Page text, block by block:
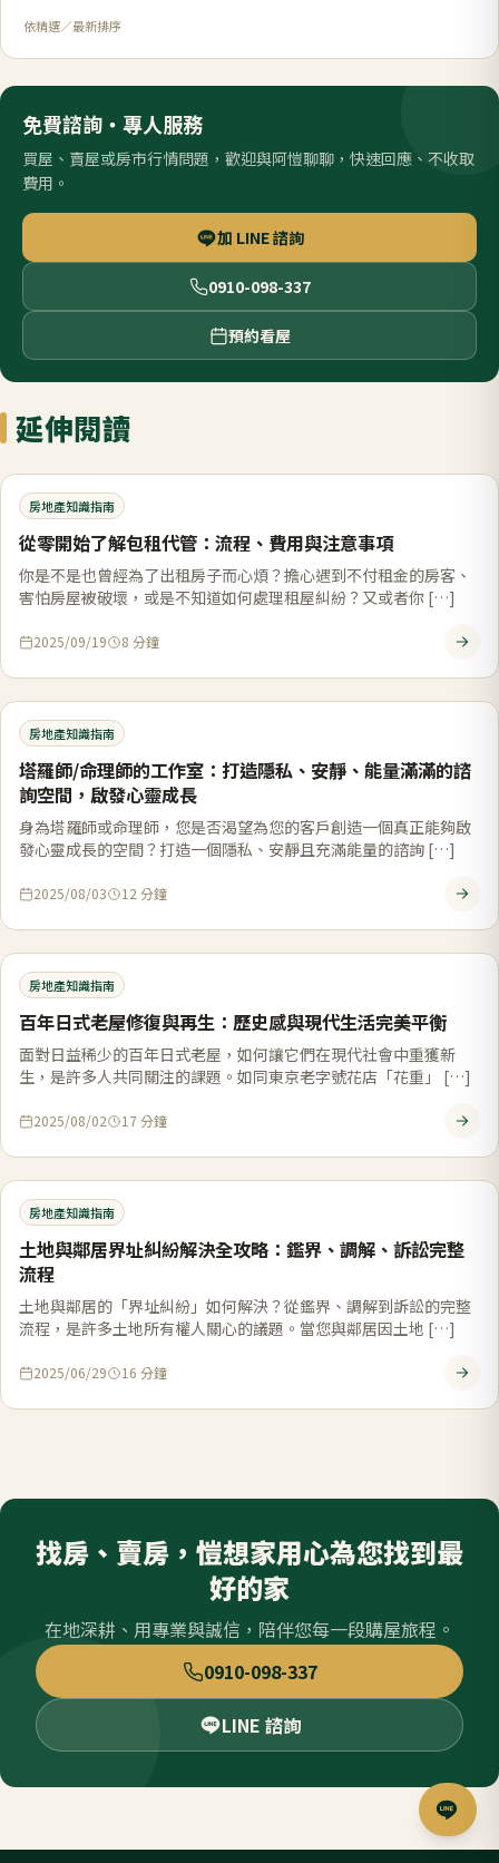
依精選／最新排序
免費諮詢・專人服務
買屋、賣屋或房市行情問題，歡迎與阿愷聊聊，快速回應、不收取
費用。
加 LINE 諮詢
0910-098-337
預約看屋
延伸閱讀
房地產知識指南
從零開始了解包租代管：流程、費用與注意事項
你是不是也曾經為了出租房子而心煩？擔心遇到不付租金的房客、
害怕房屋被破壞，或是不知道如何處理租屋糾紛？又或者你 […]
2025/09/19 8 分鐘
房地產知識指南
塔羅師/命理師的工作室：打造隱私、安靜、能量滿滿的諮
詢空間，啟發心靈成長
身為塔羅師或命理師，您是否渴望為您的客戶創造一個真正能夠啟
發心靈成長的空間？打造一個隱私、安靜且充滿能量的諮詢 […]
2025/08/03 12 分鐘
房地產知識指南
百年日式老屋修復與再生：歷史感與現代生活完美平衡
面對日益稀少的百年日式老屋，如何讓它們在現代社會中重獲新
生，是許多人共同關注的課題。如同東京老字號花店「花重」 […]
2025/08/02 17分鐘
房地產知識指南
土地與鄰居界址糾紛解決全攻略：鑑界、調解、訴訟完整
流程
土地與鄰居的「界址糾紛」如何解決？從鑑界、調解到訴訟的完整
流程，是許多土地所有權人關心的議題。當您與鄰居因土地 […]
2025/06/29 16 分鐘
找房、賣房，愷想家用心為您找到最
好的家
在地深耕、用專業與誠信，陪伴您每一段購屋旅程。
0910-098-337
LINE 諮詢